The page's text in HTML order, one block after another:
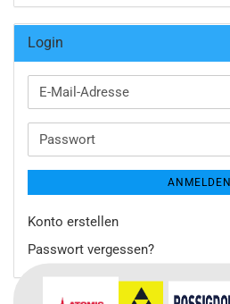
Login
E-
Mail-
Passwort
ANMELDEN
Konto erstellen
Passwort vergessen?